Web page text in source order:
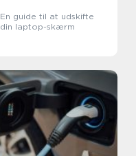
En guide til at udskifte
din laptop-skærm